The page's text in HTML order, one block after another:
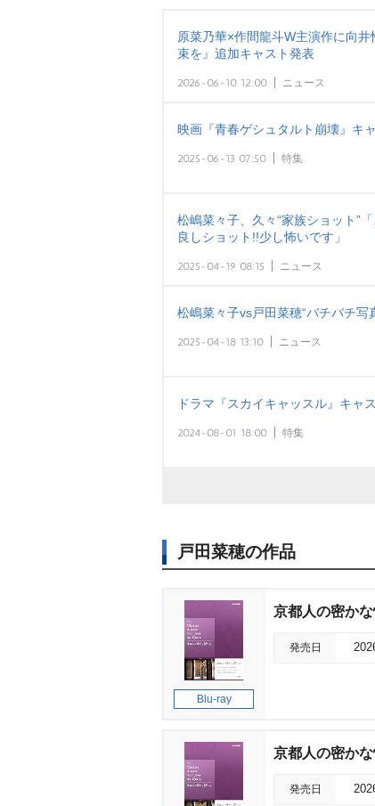
原菜乃華×作間龍斗W主演作に向
束を』追加キャスト発表
2026-06-10 12:00 ニュース
映画『青春ゲシュタルト崩壊』キ
2025-06-13 07:50 特集
松嶋菜々子、久々“家族ショット”
良しショット!!少し怖いです」
2025-04-19 08:15 ニュース
松嶋菜々子vs戸田菜穂“バチバチ写
2025-04-18 13:10 ニュース
ドラマ『スカイキャッスル』キャ
2024-08-01 18:00 特集
戸田菜穂の作品
Blu-ray
京都人の密か
発売日
京都人の密か
発売日